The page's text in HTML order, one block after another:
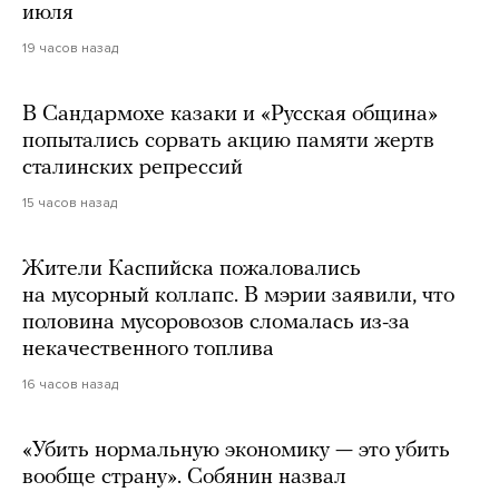
июля
19 часов назад
В Сандармохе казаки и «Русская община»
попытались сорвать акцию памяти жертв
сталинских репрессий
15 часов назад
Жители Каспийска пожаловались
на мусорный коллапс. В мэрии заявили, что
половина мусоровозов сломалась из-за
некачественного топлива
16 часов назад
«Убить нормальную экономику — это убить
вообще страну». Собянин назвал